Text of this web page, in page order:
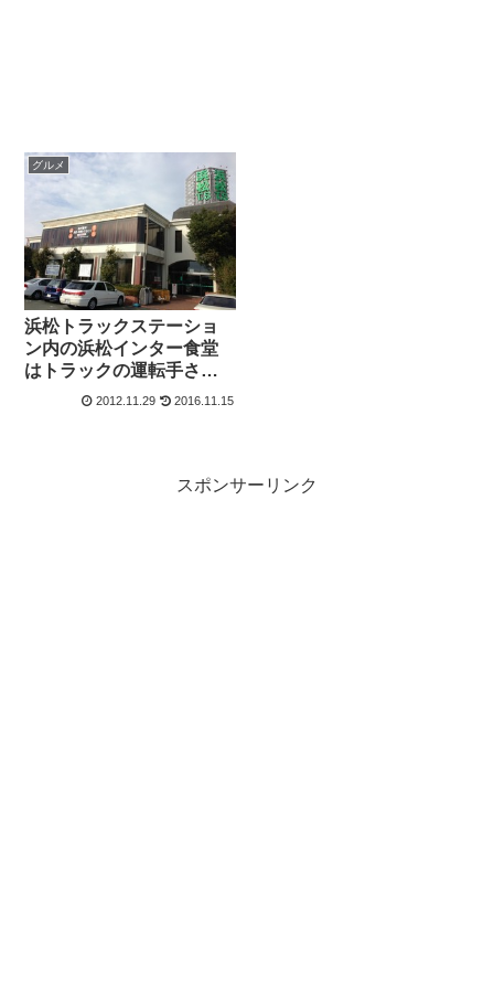
グルメ
浜松トラックステーショ
ン内の浜松インター食堂
はトラックの運転手さん
以外も大満足！
2012.11.29 2016.11.15
スポンサーリンク